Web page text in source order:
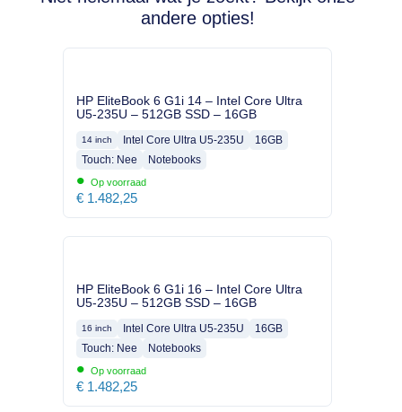
andere opties!
HP EliteBook 6 G1i 14 – Intel Core Ultra
U5-235U – 512GB SSD – 16GB
14 inch Intel Core Ultra U5-235U
16GB
Touch: Nee
Notebooks
• Op voorraad
€ 1.482,25
HP EliteBook 6 G1i 16 – Intel Core Ultra
U5-235U – 512GB SSD – 16GB
16 inch Intel Core Ultra U5-235U
16GB
Touch: Nee
Notebooks
• Op voorraad
€ 1.482,25